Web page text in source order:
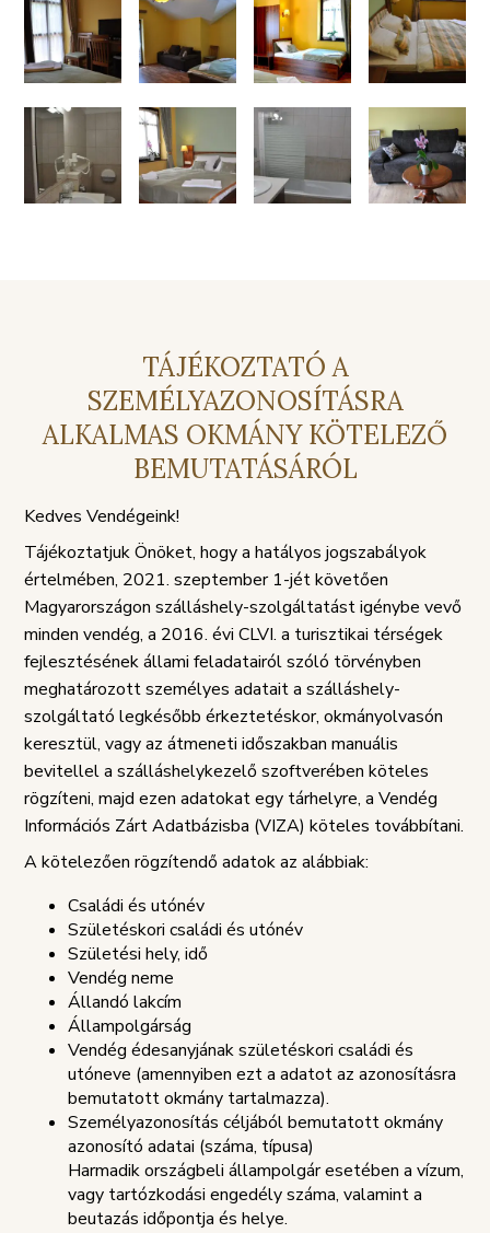
TÁJÉKOZTATÓ A
SZEMÉLYAZONOSÍTÁSRA
ALKALMAS OKMÁNY KÖTELEZŐ
BEMUTATÁSÁRÓL
Kedves Vendégeink!
Tájékoztatjuk Önöket, hogy a hatályos jogszabályok
értelmében, 2021. szeptember 1-jét követően
Magyarországon szálláshely-szolgáltatást igénybe vevő
minden vendég, a 2016. évi CLVI. a turisztikai térségek
fejlesztésének állami feladatairól szóló törvényben
meghatározott személyes adatait a szálláshely-
szolgáltató legkésőbb érkeztetéskor, okmányolvasón
keresztül, vagy az átmeneti időszakban manuális
bevitellel a szálláshelykezelő szoftverében köteles
rögzíteni, majd ezen adatokat egy tárhelyre, a Vendég
Információs Zárt Adatbázisba (VIZA) köteles továbbítani.
A kötelezően rögzítendő adatok az alábbiak:
Családi és utónév
Születéskori családi és utónév
Születési hely, idő
Vendég neme
Állandó lakcím
Állampolgárság
Vendég édesanyjának születéskori családi és
utóneve (amennyiben ezt a adatot az azonosításra
bemutatott okmány tartalmazza).
Személyazonosítás céljából bemutatott okmány
azonosító adatai (száma, típusa)
Harmadik országbeli állampolgár esetében a vízum,
vagy tartózkodási engedély száma, valamint a
beutazás időpontja és helye.